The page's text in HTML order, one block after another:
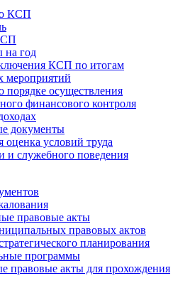
КСП
на год
КСП по итогам
мероприятий
порядке осуществления
финансового контроля
документы
оценка условий труда
и служебного поведения
правовые акты
правовых актов
планирования
программы
правовые акты для прохождения